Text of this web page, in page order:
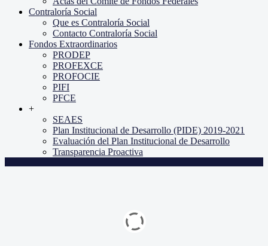
Contraloría Social
Que es Contraloría Social
Contacto Contraloría Social
Fondos Extraordinarios
PRODEP
PROFEXCE
PROFOCIE
PIFI
PFCE
+
SEAES
Plan Institucional de Desarrollo (PIDE) 2019-2021
Evaluación del Plan Institucional de Desarrollo
Transparencia Proactiva